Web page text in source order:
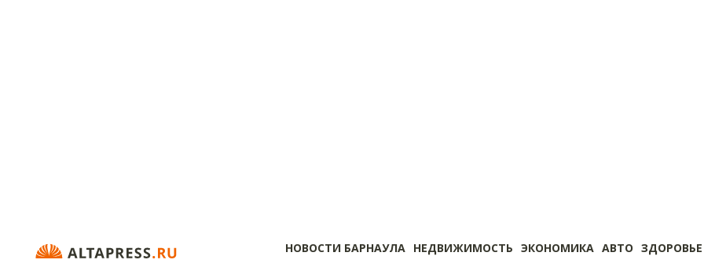
НОВОСТИ БАРНАУЛА НЕДВИЖИМОСТЬ ЭКОНОМИКА АВТО ЗДОРОВЬЕ